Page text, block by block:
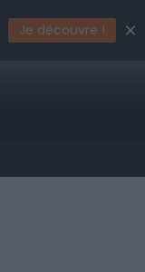
Je découvre ! ×